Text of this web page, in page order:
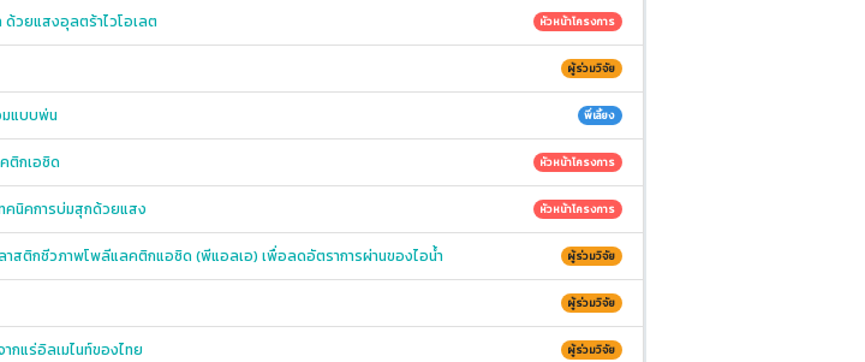
ด้วยแสงอุลตร้าไวโอเลต หัวหน้าโครงการ
ผู้ร่วมวิจัย
มแบบพ่น พี่เลี้ยง
ติกเอซิด หัวหน้าโครงการ
คนิคการบ่มสุกด้วยแสง หัวหน้าโครงการ
สติกชีวภาพโพลีแลคติกแอซิด (พีแอลเอ) เพื่อลดอัตราการผ่านของไอน้ำ ผู้ร่วมวิจัย
ผู้ร่วมวิจัย
กแร่อิลเมไนท์ของไทย ผู้ร่วมวิจัย